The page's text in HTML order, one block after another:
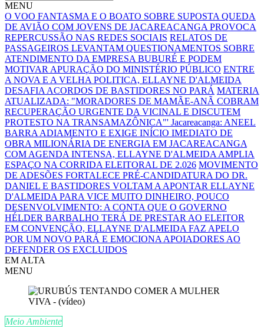
MENU
O VOO FANTASMA E O BOATO SOBRE SUPOSTA QUEDA
DE AVIÃO COM JOVENS DE JACAREACANGA PROVOCA
REPERCUSSÃO NAS REDES SOCIAIS RELATOS DE
PASSAGEIROS LEVANTAM QUESTIONAMENTOS SOBRE
ATENDIMENTO DA EMPRESA BUBURÉ E PODEM
MOTIVAR APURAÇÃO DO MINISTÉRIO PÚBLICO ENTRE
A NOVA E A VELHA POLITICA, ELLAYNE D'ALMEIDA
DESAFIA ACORDOS DE BASTIDORES NO PARÁ MATERIA
ATUALIZADA: "MORADORES DE MAMÃE-ANÃ COBRAM
RECUPERAÇÃO URGENTE DA VICINAL E DISCUTEM
PROTESTO NA TRANSAMAZÔNICA"' Jacareacanga: ANEEL
BARRA ADIAMENTO E EXIGE INÍCIO IMEDIATO DE
OBRA MILIONÁRIA DE ENERGIA EM JACAREACANGA
COM AGENDA INTENSA, ELLAYNE D'ALMEIDA AMPLIA
ESPAÇO NA CORRIDA ELEITORAL DE 2.026 MOVIMENTO
DE ADESÕES FORTALECE PRÉ-CANDIDATURA DO DR.
DANIEL E BASTIDORES VOLTAM A APONTAR ELLAYNE
D'ALMEIDA PARA VICE MUITO DINHEIRO, POUCO
DESENVOLVIMENTO: A CONTA QUE O GOVERNO
HÉLDER BARBALHO TERÁ DE PRESTAR AO ELEITOR
EM CONVENÇÃO, ELLAYNE D'ALMEIDA FAZ APELO
POR UM NOVO PARÁ E EMOCIONA APOIADORES AO
DEFENDER OS EXCLUIDOS
EM ALTA
MENU
Meio Ambiente